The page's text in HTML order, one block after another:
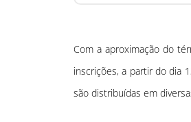
Com a aproximação do
inscrições, a partir do dia
são distribuídas em